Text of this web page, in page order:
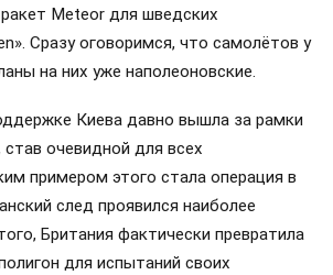
Meteor для шведских
Сразу оговоримся, что самолётов у
на них уже наполеоновские.
Киева давно вышла за рамки
очевидной для всех
примером этого стала операция в
след проявился наиболее
Британия фактически превратила
для испытаний своих